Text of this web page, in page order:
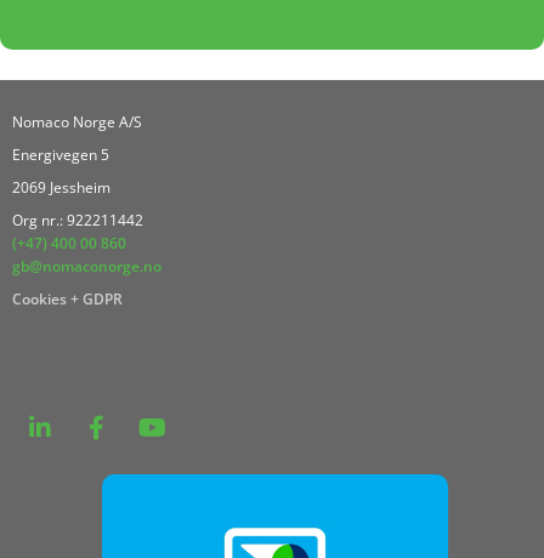
Nomaco Norge A/S
Energivegen 5
2069 Jessheim
Org nr.: 922211442
(+47) 400 00 860
gb@nomaconorge.no
Cookies + GDPR